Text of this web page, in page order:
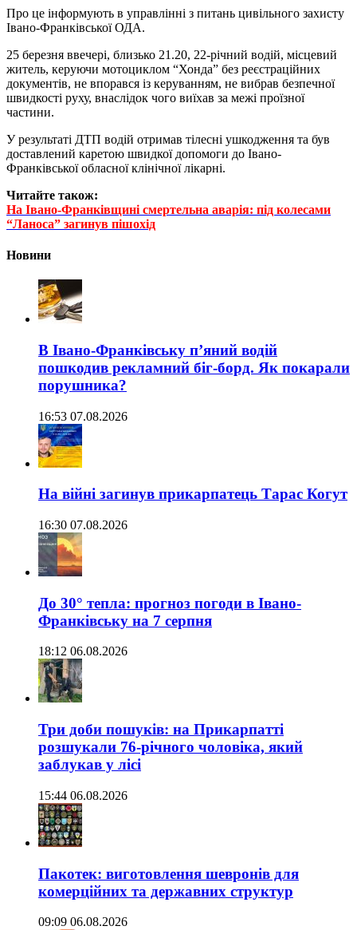
Про це інформують в управлінні з питань цивільного захисту
Івано-Франківської ОДА.
25 березня ввечері, близько 21.20, 22-річний водій, місцевий
житель, керуючи мотоциклом “Хонда” без реєстраційних
документів, не впорався із керуванням, не вибрав безпечної
швидкості руху, внаслідок чого виїхав за межі проїзної
частини.
У результаті ДТП водій отримав тілесні ушкодження та був
доставлений каретою швидкої допомоги до Івано-
Франківської обласної клінічної лікарні.
Читайте також:
На Івано-Франківщині смертельна аварія: під колесами
“Ланоса” загинув пішохід
Новини
В Івано-Франківську п’яний водій
пошкодив рекламний біг-борд. Як покарали
порушника?
16:53 07.08.2026
На війні загинув прикарпатець Тарас Когут
16:30 07.08.2026
До 30° тепла: прогноз погоди в Івано-
Франківську на 7 серпня
18:12 06.08.2026
Три доби пошуків: на Прикарпатті
розшукали 76-річного чоловіка, який
заблукав у лісі
15:44 06.08.2026
Пакотек: виготовлення шевронів для
комерційних та державних структур
09:09 06.08.2026